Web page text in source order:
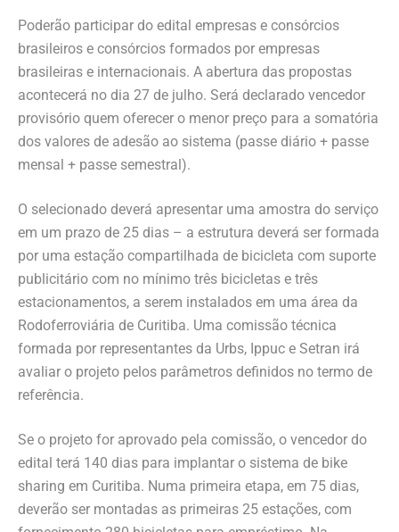
Poderão participar do edital empresas e consórcios
brasileiros e consórcios formados por empresas
brasileiras e internacionais. A abertura das propostas
acontecerá no dia 27 de julho. Será declarado vencedor
provisório quem oferecer o menor preço para a somatória
dos valores de adesão ao sistema (passe diário + passe
mensal + passe semestral).
O selecionado deverá apresentar uma amostra do serviço
em um prazo de 25 dias – a estrutura deverá ser formada
por uma estação compartilhada de bicicleta com suporte
publicitário com no mínimo três bicicletas e três
estacionamentos, a serem instalados em uma área da
Rodoferroviária de Curitiba. Uma comissão técnica
formada por representantes da Urbs, Ippuc e Setran irá
avaliar o projeto pelos parâmetros definidos no termo de
referência.
Se o projeto for aprovado pela comissão, o vencedor do
edital terá 140 dias para implantar o sistema de bike
sharing em Curitiba. Numa primeira etapa, em 75 dias,
deverão ser montadas as primeiras 25 estações, com